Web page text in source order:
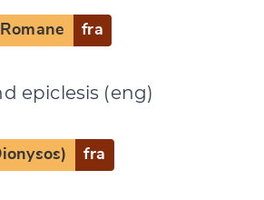
fra
epiclesis (eng)
fra